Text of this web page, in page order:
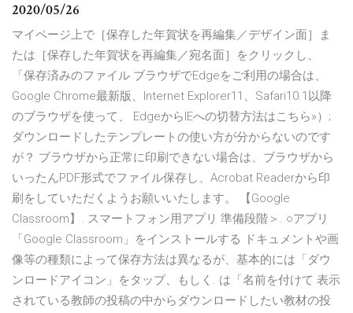
2020/05/26
マイページ上で［保存した年賀状を再編集／デザイン面］ま
たは［保存した年賀状を再編集／宛名面］をクリックし、
「保存済みのファイル ブラウザでEdgeをご利用の場合は、
Google Chrome最新版、Internet Explorer11、Safari10.1以降
のブラウザを使って、 EdgeからIEへの切替方法はこちら»）;
ダウンロードしたテンプレートの使い方が分からないのです
が？ ブラウザから正常に印刷できない場合は、ブラウザから
いったんPDF形式でファイル保存し、Acrobat Readerから印
刷をしていただくようお願いいたします。 【Google
Classroom】. スマートフォン用アプリ 準備段階＞. ○アプリ
「Google Classroom」をインストールする ドキュメントや画
像等の種類によって保存方法は異なるが、基本的には「ダウ
ンロードアイコン」をタップ、もしく. は「名前を付けて 表示
されている教師の投稿の中からダウンロードしたい教材の投